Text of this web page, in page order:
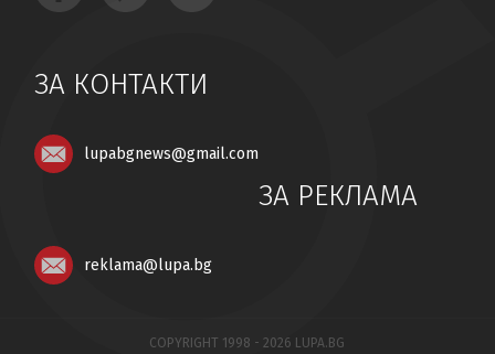
ЗА КОНТАКТИ
lupabgnews@gmail.com
ЗА РЕКЛАМА
reklama@lupa.bg
COPYRIGHT 1998 - 2026 LUPA.BG